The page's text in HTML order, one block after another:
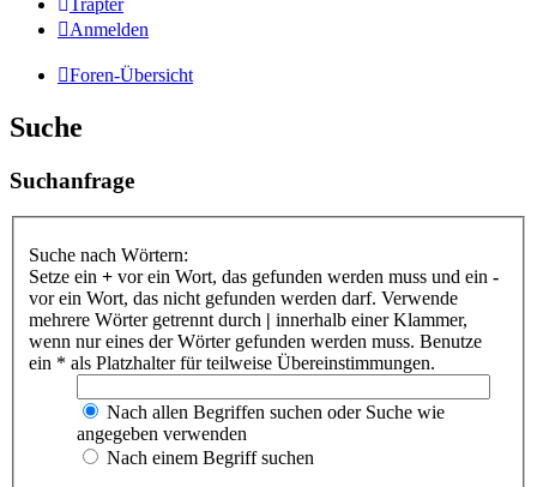
Anmelden
Foren-Übersicht
Suche
Suchanfrage
Suche nach Wörtern:
Setze ein + vor ein Wort, das gefunden werden muss und ein -
vor ein Wort, das nicht gefunden werden darf. Verwende
mehrere Wörter getrennt durch | innerhalb einer Klammer,
wenn nur eines der Wörter gefunden werden muss. Benutze
ein * als Platzhalter für teilweise Übereinstimmungen.
Nach allen Begriffen suchen oder Suche wie
angegeben verwenden
Nach einem Begriff suchen